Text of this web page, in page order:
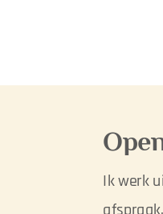
Ik werk